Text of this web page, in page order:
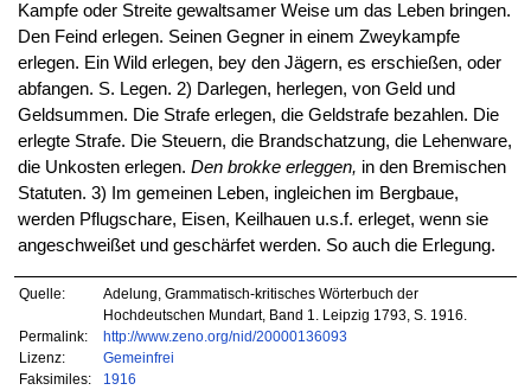
Kampfe oder Streite gewaltsamer Weise um das Leben bringen.
Den Feind erlegen. Seinen Gegner in einem Zweykampfe
erlegen. Ein Wild erlegen, bey den Jägern, es erschießen, oder
abfangen. S. Legen. 2) Darlegen, herlegen, von Geld und
Geldsummen. Die Strafe erlegen, die Geldstrafe bezahlen. Die
erlegte Strafe. Die Steuern, die Brandschatzung, die Lehenware,
die Unkosten erlegen. Den brokke erleggen, in den Bremischen
Statuten. 3) Im gemeinen Leben, ingleichen im Bergbaue,
werden Pflugschare, Eisen, Keilhauen u.s.f. erleget, wenn sie
angeschweißet und geschärfet werden. So auch die Erlegung.
Quelle:
Adelung, Grammatisch-kritisches Wörterbuch der
Hochdeutschen Mundart, Band 1. Leipzig 1793, S. 1916.
Permalink:
http://www.zeno.org/nid/20000136093
Lizenz:
Gemeinfrei
Faksimiles:
1916